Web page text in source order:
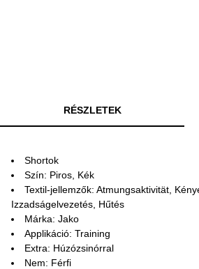
RÉSZLETEK
Shortok
Szín: Piros, Kék
Textil-jellemzők: Atmungsaktivität,
Izzadságelvezetés, Hűtés
Márka: Jako
Applikáció: Training
Extra: Húzózsinórral
Nem: Férfi